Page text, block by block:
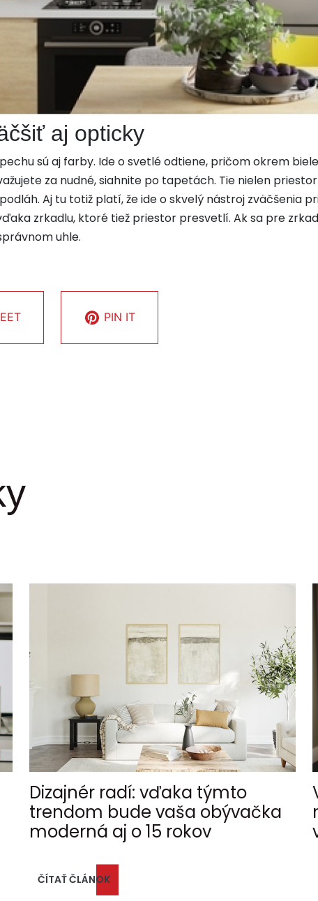
aj opticky
sú aj farby. Ide o svetlé odtiene, pričom okrem
za nudné, siahnite po tapetách. Tie nielen
Aj tu totiž platí, že ide o skvelý nástroj zväčšenia
zrkadlu, ktoré tiež priestor presvetlí. Ak sa pre
uhle.
PIN IT
Dizajnér radí: vďaka týmto
trendom bude vaša obývačka
moderná aj o 15 rokov
ČÍTAŤ ČLÁNOK